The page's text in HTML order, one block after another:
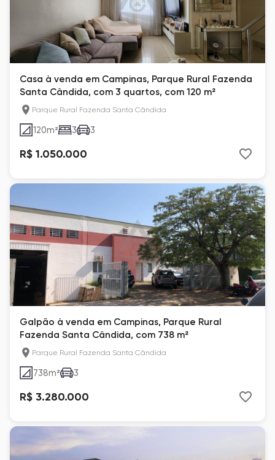
Casa à venda em Campinas, Parque Rural Fazenda
Santa Cândida, com 3 quartos, com 120 m²
Parque Rural Fazenda Santa Cândida
120m² 3 3
R$ 1.050.000
Galpão à venda em Campinas, Parque Rural
Fazenda Santa Cândida, com 738 m²
Parque Rural Fazenda Santa Cândida
738m² 3
R$ 3.280.000